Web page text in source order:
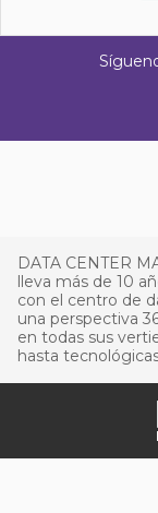
DATA CENTER
lleva más de 10
con el centro de
una perspectiva
en todas sus
hasta